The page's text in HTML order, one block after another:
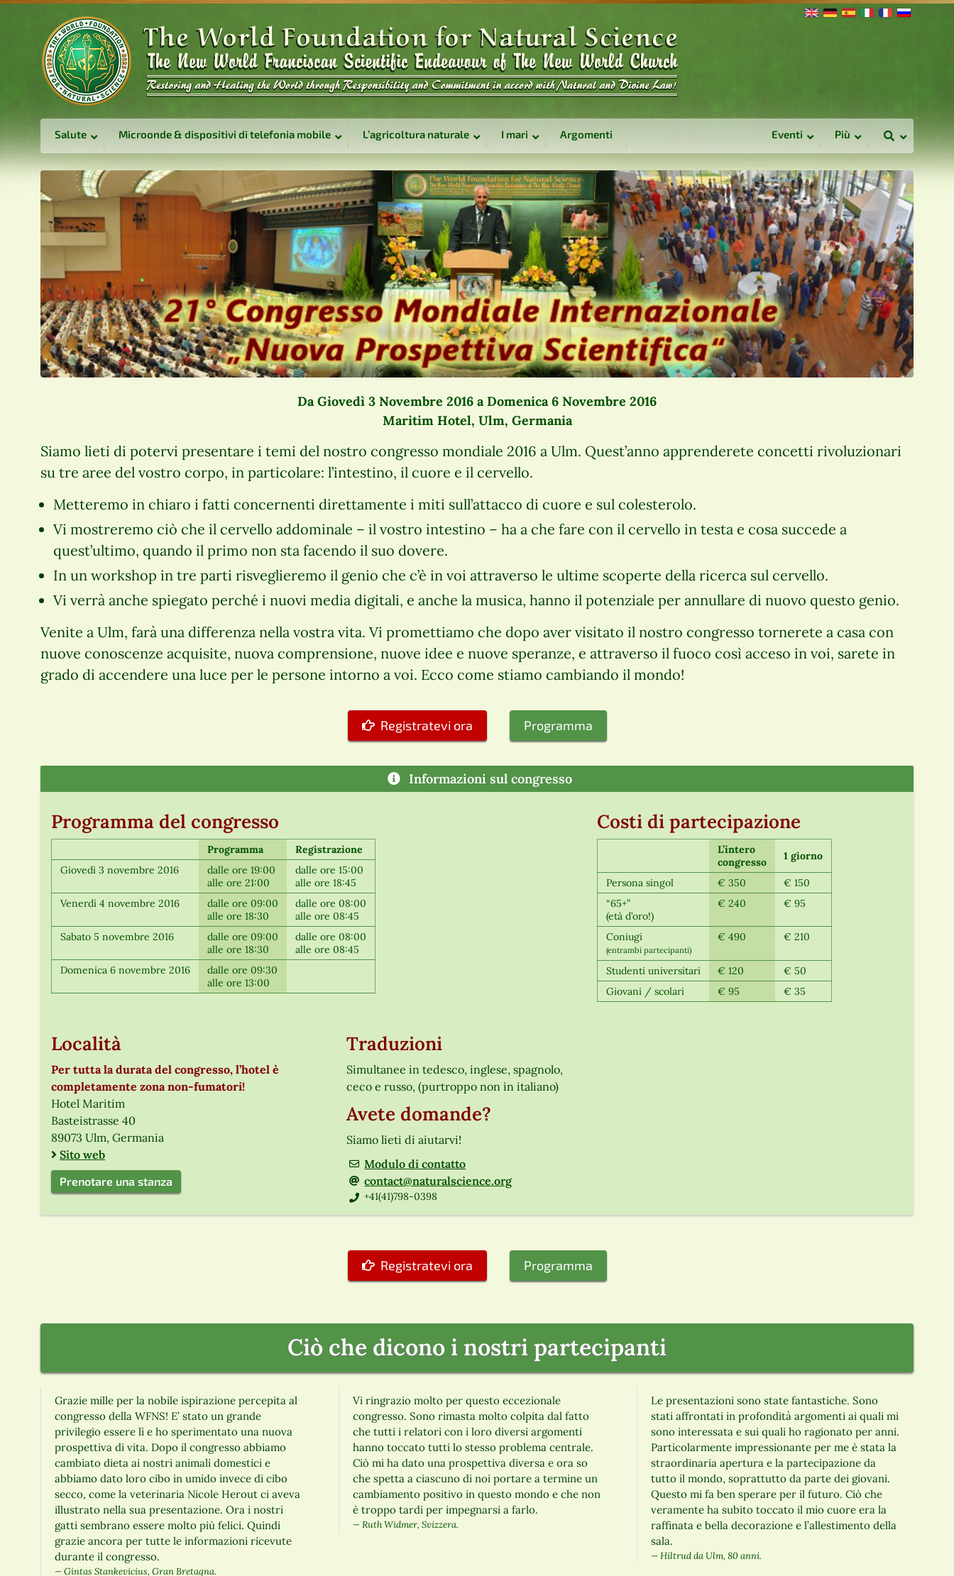
Salute Microonde & dispositivi di telefonia mobile L’agricoltura naturale I mari Argomenti Eventi Più
Da Giovedì 3 Novembre 2016 a Domenica 6 Novembre 2016
Maritim Hotel, Ulm, Germania
Siamo lieti di potervi presentare i temi del nostro congresso mondiale 2016 a Ulm. Quest’anno apprenderete concetti rivoluzionari
su tre aree del vostro corpo, in particolare: l’intestino, il cuore e il cervello.
Metteremo in chiaro i fatti concernenti direttamente i miti sull’attacco di cuore e sul colesterolo.
Vi mostreremo ciò che il cervello addominale – il vostro intestino – ha a che fare con il cervello in testa e cosa succede a
quest’ultimo, quando il primo non sta facendo il suo dovere.
In un workshop in tre parti risveglieremo il genio che c’è in voi attraverso le ultime scoperte della ricerca sul cervello.
Vi verrà anche spiegato perché i nuovi media digitali, e anche la musica, hanno il potenziale per annullare di nuovo questo genio.
Venite a Ulm, farà una differenza nella vostra vita. Vi promettiamo che dopo aver visitato il nostro congresso tornerete a casa con
nuove conoscenze acquisite, nuova comprensione, nuove idee e nuove speranze, e attraverso il fuoco così acceso in voi, sarete in
grado di accendere una luce per le persone intorno a voi. Ecco come stiamo cambiando il mondo!
Registratevi ora Programma
Informazioni sul congresso
Programma del congresso
Programma
Registrazione
Giovedì 3 novembre 2016
dalle ore 19:00
alle ore 21:00
dalle ore 15:00
alle ore 18:45
Venerdì 4 novembre 2016
dalle ore 09:00
alle ore 18:30
dalle ore 08:00
alle ore 08:45
Sabato 5 novembre 2016
dalle ore 09:00
alle ore 18:30
dalle ore 08:00
alle ore 08:45
Domenica 6 novembre 2016
dalle ore 09:30
alle ore 13:00
Località
Per tutta la durata del congresso, l’hotel è
completamente zona non-fumatori!
Hotel Maritim
Basteistrasse 40
89073 Ulm, Germania
Sito web
Prenotare una stanza
Traduzioni
Simultanee in tedesco, inglese, spagnolo,
ceco e russo, (purtroppo non in italiano)
Avete domande?
Siamo lieti di aiutarvi!
Modulo di contatto
contact@naturalscience.org
+41(41)798-0398
Costi di partecipazione
L’intero
congresso
1 giorno
Persona singol € 350
€ 150
“65+”
(età d’oro!)
€ 240 € 95
Coniugi
(entrambi partecipanti)
€ 490 € 210
Studenti universitari € 120
€ 50
Giovani / scolari
€ 95 € 35
Registratevi ora Programma
Ciò che dicono i nostri partecipanti
Grazie mille per la nobile ispirazione percepita al
congresso della WFNS! E’ stato un grande
privilegio essere lì e ho sperimentato una nuova
prospettiva di vita. Dopo il congresso abbiamo
cambiato dieta ai nostri animali domestici e
abbiamo dato loro cibo in umido invece di cibo
secco, come la veterinaria Nicole Herout ci aveva
illustrato nella sua presentazione. Ora i nostri
gatti sembrano essere molto più felici. Quindi
grazie ancora per tutte le informazioni ricevute
durante il congresso.
Gintas Stankevicius, Gran Bretagna.
Vi ringrazio molto per questo eccezionale
congresso. Sono rimasta molto colpita dal fatto
che tutti i relatori con i loro diversi argomenti
hanno toccato tutti lo stesso problema centrale.
Ciò mi ha dato una prospettiva diversa e ora so
che spetta a ciascuno di noi portare a termine un
cambiamento positivo in questo mondo e che non
è troppo tardi per impegnarsi a farlo.
Ruth Widmer, Svizzera.
Le presentazioni sono state fantastiche. Sono
stati affrontati in profondità argomenti ai quali mi
sono interessata e sui quali ho ragionato per anni.
Particolarmente impressionante per me è stata la
straordinaria apertura e la partecipazione da
tutto il mondo, soprattutto da parte dei giovani.
Questo mi fa ben sperare per il futuro. Ciò che
veramente ha subito toccato il mio cuore era la
raffinata e bella decorazione e l’allestimento della
sala.
Hiltrud da Ulm, 80 anni.